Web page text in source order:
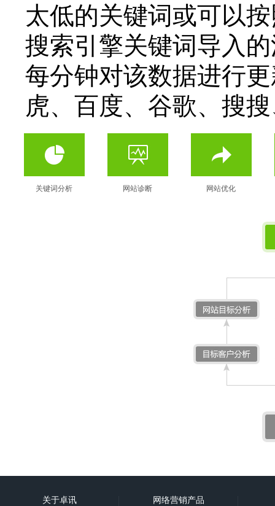
太低的关键词或可以
搜索引擎关键词导入
每分钟对该数据进行
虎、百度、谷歌、搜
关键词分析 网站诊断 网站优化
关于卓讯 网络营销产品